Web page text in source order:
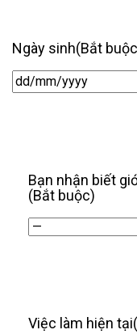
Ngày sinh(Bắt
Ngày
Bạn nhận biết
(Bắt buộc)
Việc làm hiện tại